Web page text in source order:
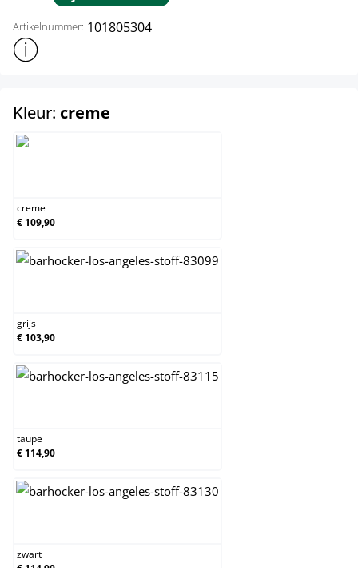
Artikelnummer: 101805304
Toon meer productinformatie
Kleur: creme
creme
€ 109,90
grijs
€ 103,90
taupe
€ 114,90
zwart